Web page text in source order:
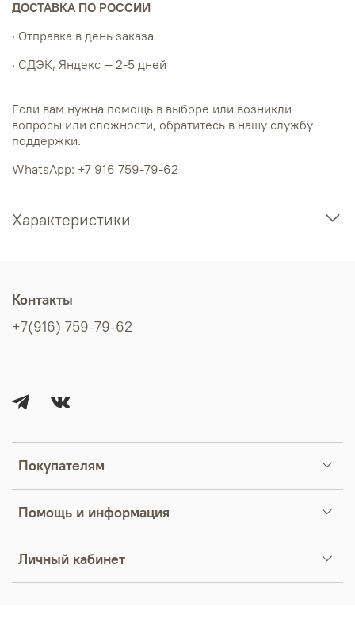
ДОСТАВКА ПО РОССИИ
· Отправка в день заказа
· СДЭК, Яндекс — 2-5 дней
Если вам нужна помощь в выборе или возникли
вопросы или сложности, обратитесь в нашу службу
поддержки.
WhatsApp: +7 916 759-79-62
Характеристики
Покупателям
Помощь и информация
Личный кабинет
Контакты
+7(916) 759-79-62